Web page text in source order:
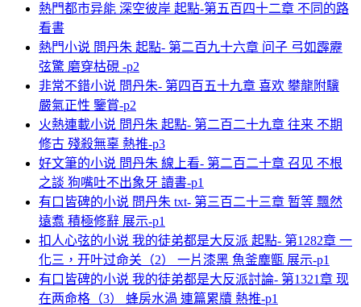
熱門都市异能 深空彼岸 起點-第五百四十二章 不同的路
看書
熱門小说 問丹朱 起點- 第二百九十六章 问子 弓如霹靂
弦驚 磨穿枯硯 -p2
非常不錯小说 問丹朱- 第四百五十九章 喜欢 攀龍附驥
嚴氣正性 鑒賞-p2
火熱連載小说 問丹朱 起點- 第二百二十九章 往来 不期
修古 殘殺無辜 熱推-p3
好文筆的小说 問丹朱 線上看- 第二百二十章 召见 不根
之談 狗嘴吐不出象牙 讀書-p1
有口皆碑的小说 問丹朱 txt- 第三百二十三章 暂等 飄然
遠翥 積極修辭 展示-p1
扣人心弦的小说 我的徒弟都是大反派 起點- 第1282章 一
化三，开叶过命关（2） 一片漆黑 魚釜塵甑 展示-p1
有口皆碑的小说 我的徒弟都是大反派討論- 第1321章 现
在两命格（3） 蜂房水渦 連篇累牘 熱推-p1